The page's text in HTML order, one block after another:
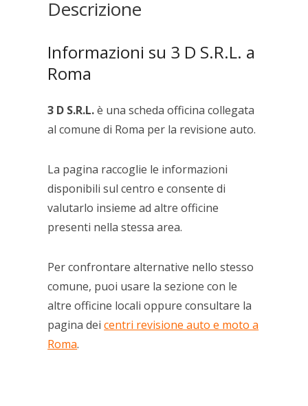
Descrizione
Informazioni su 3 D S.R.L. a
Roma
3 D S.R.L.è una scheda officina collegata
al comune di Roma per la revisione auto.
La pagina raccoglie le informazioni
disponibili sul centro e consente di
valutarlo insieme ad altre officine
presenti nella stessa area.
Per confrontare alternative nello stesso
comune, puoi usare la sezione con le
altre officine locali oppure consultare la
pagina deicentri revisione auto e moto a
Roma.